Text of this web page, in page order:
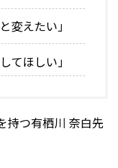
変えたい」
てほしい」
持つ有栖川 奈白先